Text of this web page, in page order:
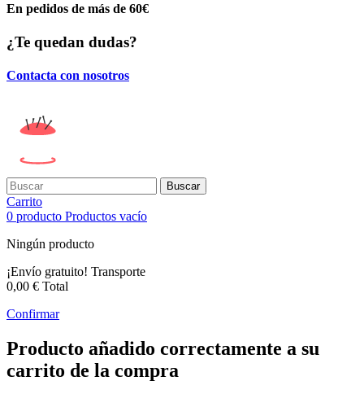
En pedidos de más de 60€
¿Te quedan dudas?
Contacta con nosotros
Buscar
Carrito
0 producto Productos vacío
Ningún producto
¡Envío gratuito! Transporte
0,00 € Total
Confirmar
Producto añadido correctamente a su
carrito de la compra